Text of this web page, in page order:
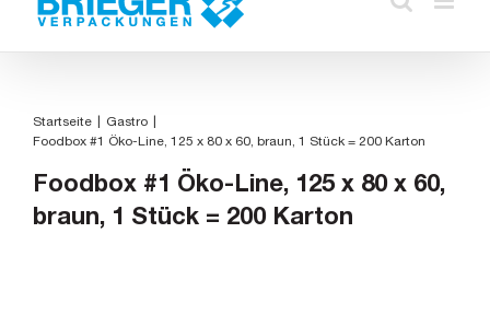
Startseite
Gastro
Foodbox #1 Öko-Line, 125 x 80 x 60, braun, 1 Stück = 200 Karton
Foodbox #1 Öko-Line, 125 x 80 x 60,
braun, 1 Stück = 200 Karton